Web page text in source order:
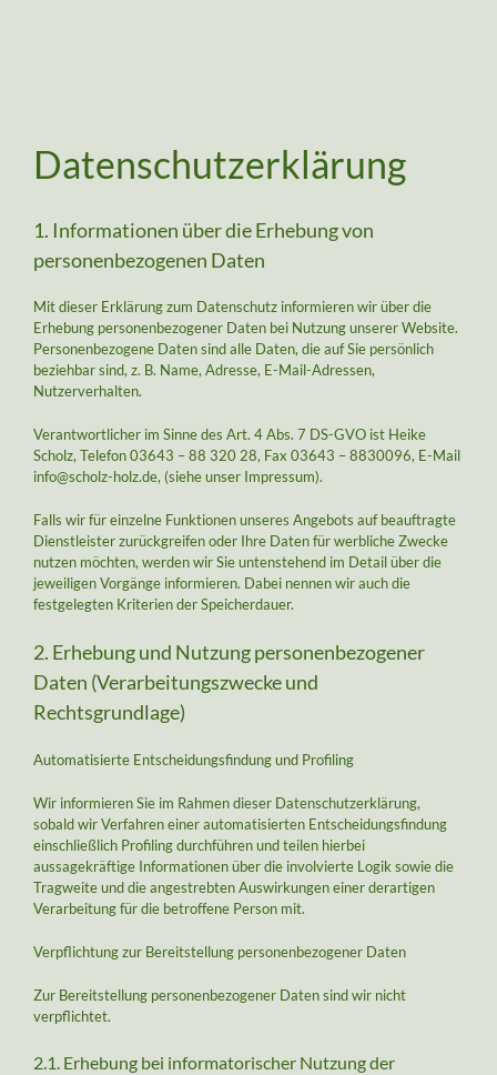
Datenschutzerklärung
1. Informationen über die Erhebung von
personenbezogenen Daten
Mit dieser Erklärung zum Datenschutz informieren wir über die
Erhebung personenbezogener Daten bei Nutzung unserer Website.
Personenbezogene Daten sind alle Daten, die auf Sie persönlich
beziehbar sind, z. B. Name, Adresse, E-Mail-Adressen,
Nutzerverhalten.
Verantwortlicher im Sinne des Art. 4 Abs. 7 DS-GVO ist Heike
Scholz, Telefon03643 – 88 320 28, Fax 03643 – 8830096, E-Mail
info@scholz-holz.de, (siehe unser Impressum).
Falls wir für einzelne Funktionen unseres Angebots auf beauftragte
Dienstleister zurückgreifen oder Ihre Daten für werbliche Zwecke
nutzen möchten, werden wir Sie untenstehend im Detail über die
jeweiligen Vorgänge informieren. Dabei nennen wir auch die
festgelegten Kriterien der Speicherdauer.
2. Erhebung und Nutzung personenbezogener
Daten (Verarbeitungszwecke und
Rechtsgrundlage)
Automatisierte Entscheidungsfindung und Profiling
Wir informieren Sie im Rahmen dieser Datenschutzerklärung,
sobald wir Verfahren einer automatisierten Entscheidungsfindung
einschließlich Profiling durchführen und teilen hierbei
aussagekräftige Informationen über die involvierte Logik sowie die
Tragweite und die angestrebten Auswirkungen einer derartigen
Verarbeitung für die betroffene Person mit.
Verpflichtung zur Bereitstellung personenbezogener Daten
Zur Bereitstellung personenbezogener Daten sind wir nicht
verpflichtet.
2.1. Erhebung bei informatorischer Nutzung der